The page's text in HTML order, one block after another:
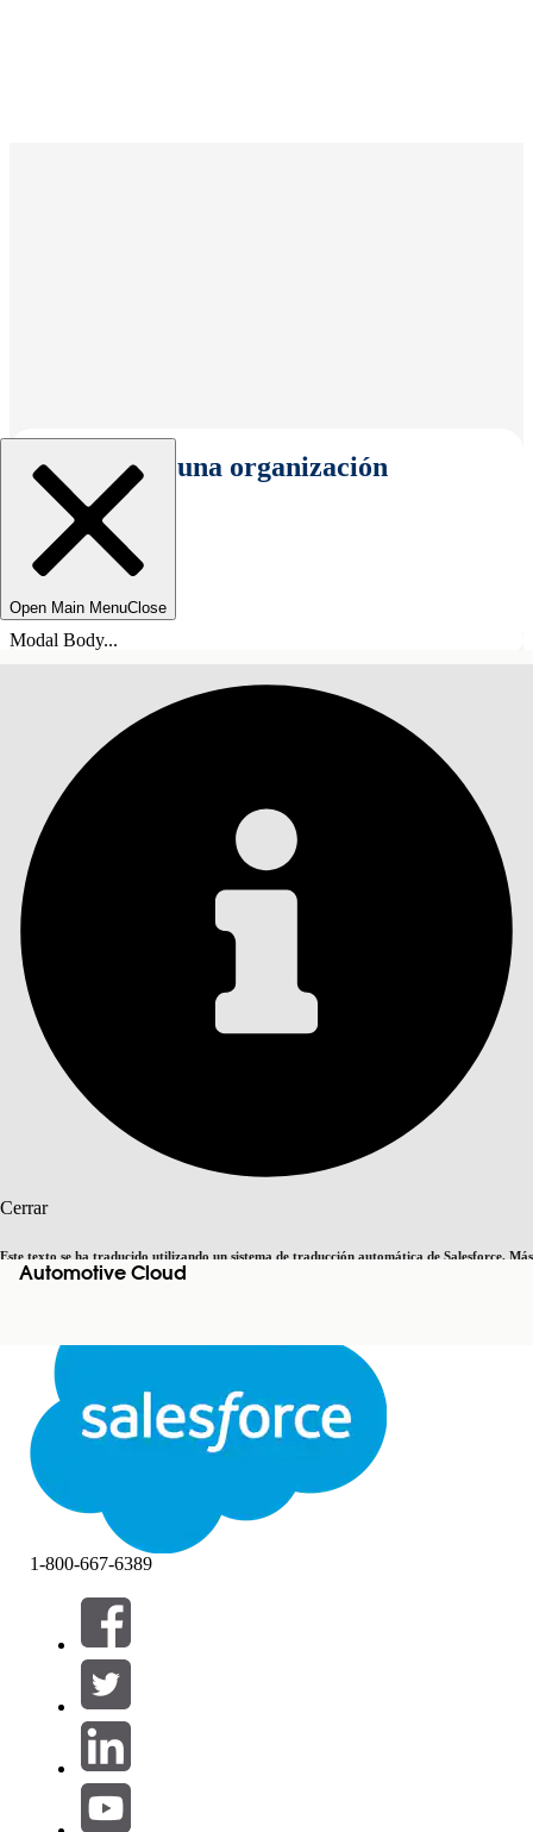
Seleccionar una organización
Open Main MenuClose
Modal Body...
Cerrar
Este texto se ha traducido utilizando un sistema de traducción automática de Salesforce. Más
informaciónaquí Cambiar a inglés
Cerrar Cerrar
Automotive Cloud
Índice de materias
ÍNDICE DE MATERIAS
Buscar
Filtros (0)
SELECCIONAR FILTROS
Área de productos
1-800-667-6389